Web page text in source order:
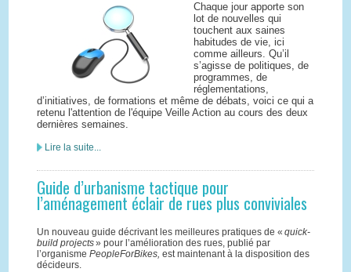
Chaque jour apporte son
lot de nouvelles qui
touchent aux saines
habitudes de vie, ici
comme ailleurs. Qu’il
s’agisse de politiques, de
programmes, de
réglementations,
d’initiatives, de formations et même de débats, voici ce qui a
retenu l'attention de l'équipe Veille Action au cours des deux
dernières semaines.
Lire la suite...
Guide d’urbanisme tactique pour
l’aménagement éclair de rues plus conviviales
Un nouveau guide décrivant les meilleures pratiques de « quick-
build projects» pour l’amélioration des rues, publié par
l’organisme PeopleForBikes, est maintenant à la disposition des
décideurs.